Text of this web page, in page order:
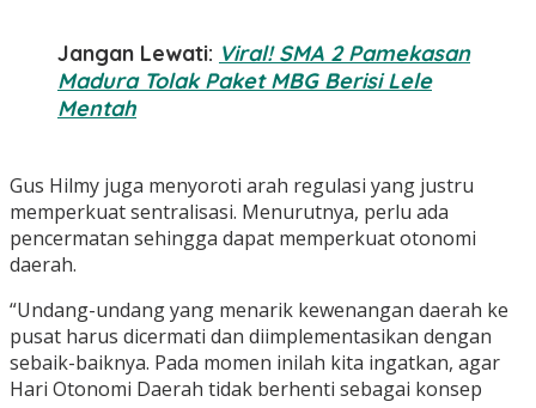
Jangan Lewati: Viral! SMA 2 Pamekasan
Madura Tolak Paket MBG Berisi Lele
Mentah
Gus Hilmy juga menyoroti arah regulasi yang justru
memperkuat sentralisasi. Menurutnya, perlu ada
pencermatan sehingga dapat memperkuat otonomi
daerah.
“Undang-undang yang menarik kewenangan daerah ke
pusat harus dicermati dan diimplementasikan dengan
sebaik-baiknya. Pada momen inilah kita ingatkan, agar
Hari Otonomi Daerah tidak berhenti sebagai konsep